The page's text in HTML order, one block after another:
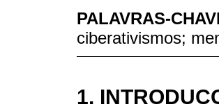
PALAVRAS-
ciberativismos;
1.